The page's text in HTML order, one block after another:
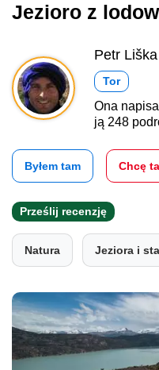
Jezioro z
Petr Liška
Tor
Ona
ją 248
Byłem tam Chcę
Prześlij recenzję
Natura Jeziora i